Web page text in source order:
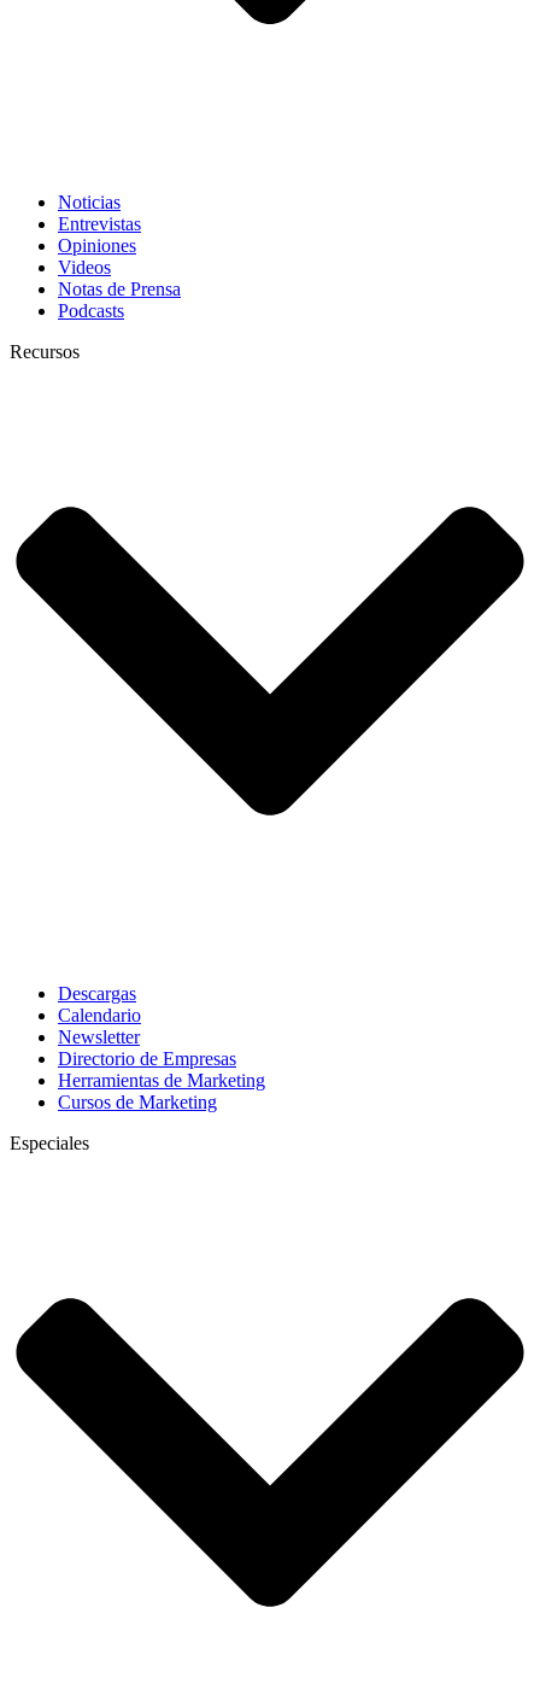
Noticias
Entrevistas
Opiniones
Videos
Notas de Prensa
Podcasts
Recursos
Descargas
Calendario
Newsletter
Directorio de Empresas
Herramientas de Marketing
Cursos de Marketing
Especiales